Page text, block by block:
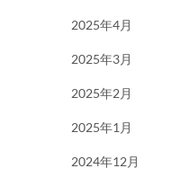
2025年4月
2025年3月
2025年2月
2025年1月
2024年12月